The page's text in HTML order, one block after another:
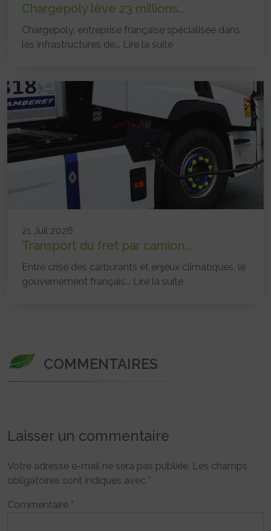
Chargepoly lève 23 millions...
Chargepoly, entreprise française spécialisée dans
les infrastructures de... Lire la suite
21 Juil 2026
Transport du fret par camion...
Entre crise des carburants et enjeux climatiques, le
gouvernement français... Lire la suite
COMMENTAIRES
Laisser un commentaire
Votre adresse e-mail ne sera pas publiée. Les champs
obligatoires sont indiqués avec *
Commentaire *